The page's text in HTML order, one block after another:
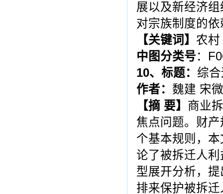
展以及新经济
对宗族制度的依
【关键词】 农
中图分类号：
10、标题： 综
作者： 魏建 宋微
【摘 要】 商业
焦点问题。财
个基本规则，
论了被拆迁人
型展开分析，
排来保护被拆